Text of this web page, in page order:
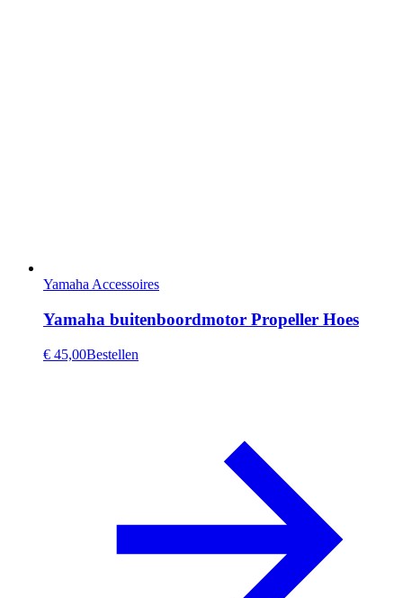
Yamaha Accessoires
Yamaha buitenboordmotor Propeller Hoes
€ 45,00Bestellen